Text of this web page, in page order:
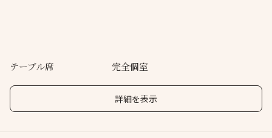
テーブル席 完全個室
詳細を表示